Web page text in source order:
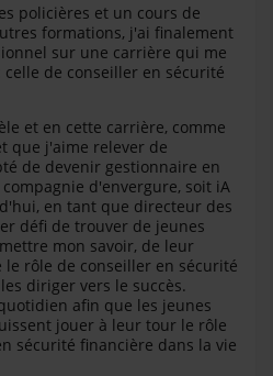
policières et un cours de
formations, j'ai finalement
sur une carrière qui me
de conseiller en sécurité
et en cette carrière, comme
que j'aime relever de
de devenir gestionnaire en
d'envergure, soit iA
en tant que directeur des
défi de trouver de jeunes
mon savoir, de leur
rôle de conseiller en sécurité
diriger vers le succès.
afin que les jeunes
jouer à leur tour le rôle
sécurité financière dans la vie